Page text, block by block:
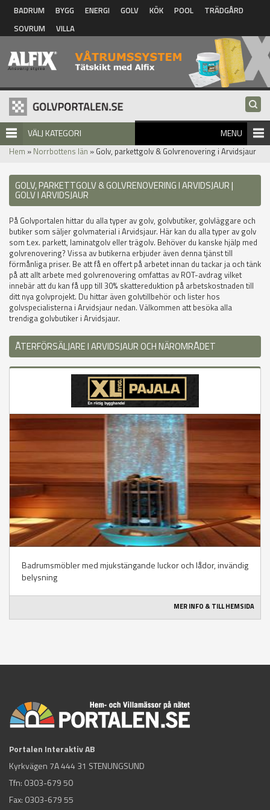
Hoppa till huvudinnehåll
BADRUM BYGG ENERGI GOLV KÖK POOL
TRÄDGÅRD
SOVRUM
VILLA
VÄLJ KATEGORI MENU
Hem » Norrbottens län » Golv, parkettgolv & Golvrenovering i Arvidsjaur
GOLV, PARKETTGOLV & GOLVRENOVERING I ARVIDSJAUR |
GOLV I ARVIDSJAUR
På Golvportalen hittar du alla typer av golv, golvbutiker, golvläggare och
butiker som säljer golvmaterial i Arvidsjaur. Här kan du alla typer av golv
som t.ex. parkett, laminatgolv eller trägolv. Behöver du kanske hjälp med
golvrenovering? Vissa av butikerna erbjuder även denna tjänst till
förmånliga priser. Be att få en offert på arbetet innan du tackar ja och tänk
på att allt arbete med golvrenovering omfattas av ROT-avdrag vilket
innebär att du kan få upp till 30% skattereduktion på arbetskostnaden till
ditt nya golvprojekt. Du hittar även golvtillbehör och lister hos
golvspecialisterna i Arvidsjaur nedan. Välkommen att besöka alla
trendiga golvbutiker i Arvidsjaur.
ÅTERFÖRSÄLJARE I ARVIDSJAUR OCH NÄROMRÅDET
Badrumsmöbler med mjukstängande luckor och lådor, invändig
belysning
MER INFO & TILL HEMSIDA
Portalen Interaktiv AB
Kyrkvägen 7A 444 31 STENUNGSUND
Tfn: 0303-679 50
Fax: 0303-679 55